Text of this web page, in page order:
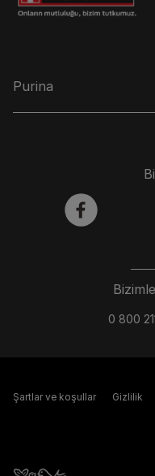
Purina
0 800
facebook
Şartlar ve koşullar Gizlilik